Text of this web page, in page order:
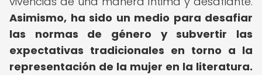
Asimismo, ha sido un medio para desafiar
las normas de género y subvertir las
expectativas tradicionales en torno a la
representación de la mujer en la literatura.